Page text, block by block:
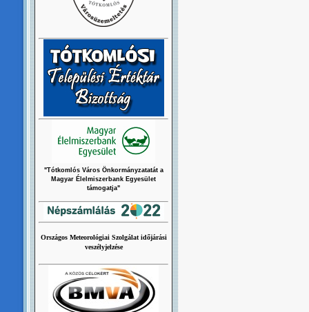
"Tótkomlós Város Önkormányzatatát a
Magyar Élelmiszerbank Egyesület
támogatja"
Országos Meteorológiai Szolgálat időjárási
veszélyjelzése